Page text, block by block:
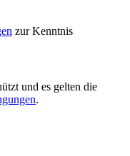
zur Kenntnis
und es gelten die
.